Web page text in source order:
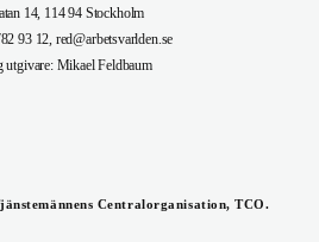
14, 114 94 Stockholm
93 12, red@arbetsvarlden.se
utgivare: Mikael Feldbaum
Centralorganisation, TCO.